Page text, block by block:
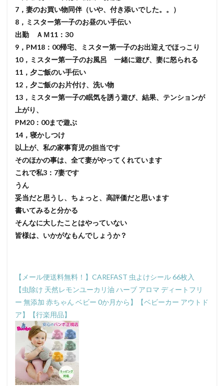
7，妻のお買い物同伴（いや、付き添いでした。。）
8，ミスター第一子のお昼のい手伝い
出勤 ＡＭ11：30
9，PM18：00帰宅、ミスター第一子のお出迎えでほっこり
10，ミスター第一子のお風呂 一緒に遊び、妻に怒られる
11，夕ご飯のい手伝い
12，夕ご飯のお片付け、洗い物
13，ミスター第一子の眠気を誘う遊び、結果、テンションが
上がり、
PM20：00まで遊ぶ
14，寝かしつけ
以上が、私の家事育児の担当です
そのほかの事は、全て妻がやってくれています
これで私3：7妻です
うん
妥当だと思うし、ちょっと、高評価だと思います
書いてみると分かる
そんなに大したことはやっていない
皆様は、いかがなもんでしょうか？
【メール便送料無料！】CAREFAST 虫よけシール 66枚入
【虫除け 天然レモンユーカリ油 ハーブ アロマ ディートフリ
ー 無添加 赤ちゃん ベビー 0か月から】【ベビーカー アウトド
ア】【行楽用品】